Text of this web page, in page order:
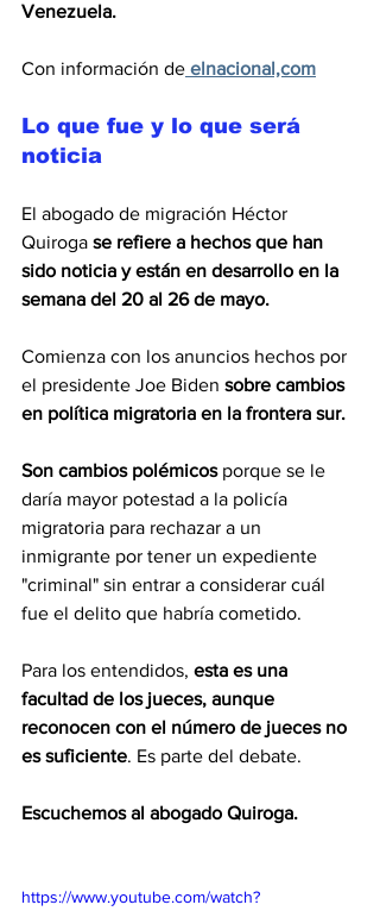
Venezuela.
Con información de elnacional,com
Lo que fue y lo que será
noticia
El abogado de migración Héctor
Quiroga se refiere a hechos que han
sido noticia y están en desarrollo en la
semana del 20 al 26 de mayo.
Comienza con los anuncios hechos por
el presidente Joe Biden sobre cambios
en política migratoria en la frontera sur.
Son cambios polémicos porque se le
daría mayor potestad a la policía
migratoria para rechazar a un
inmigrante por tener un expediente
"criminal" sin entrar a considerar cuál
fue el delito que habría cometido.
Para los entendidos, esta es una
facultad de los jueces, aunque
reconocen con el número de jueces no
es suficiente. Es parte del debate.
Escuchemos al abogado Quiroga.
https://www.youtube.com/watch?